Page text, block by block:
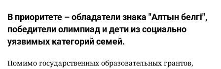
В приоритете – обладатели знака "Алтын белгі",
победители олимпиад и дети из социально
уязвимых категорий семей.
Помимо государственных образовательных грантов,